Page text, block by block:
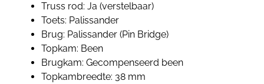
Truss rod: Ja (verstelbaar)
Toets: Palissander
Brug: Palissander (Pin Bridge)
Topkam: Been
Brugkam: Gecompenseerd been
Topkambreedte: 38 mm